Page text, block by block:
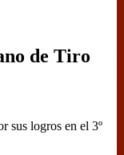
de Tiro
sus logros en el 3º